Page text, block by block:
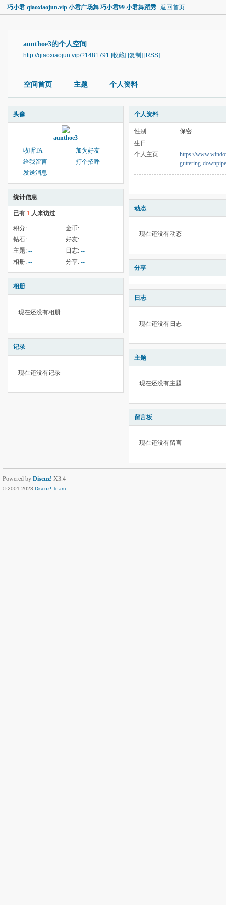
巧小君 qiaoxiaojun.vip 小君广场舞 巧小君99 小君舞蹈秀 返回首页
aunthoe3的个人空间
http://qiaoxiaojun.vip/?1481791 [收藏] [复制] [RSS]
空间首页 主题 个人资料
头像
aunthoe3
收听TA
加为好友
给我留言
打个招呼
发送消息
统计信息
已有 1 人来访过
积分: -- 金币: --
钻石: -- 好友: --
主题: -- 日志: --
相册: -- 分享: --
相册
现在还没有相册
记录
现在还没有记录
个人资料
性别
保密
生日
个人主页
https://
guttering-
动态
现在还没有动态
分享
日志
现在还没有日志
主题
现在还没有主题
留言板
现在还没有留言
Powered by Discuz! X3.4
© 2001-2023 Discuz! Team